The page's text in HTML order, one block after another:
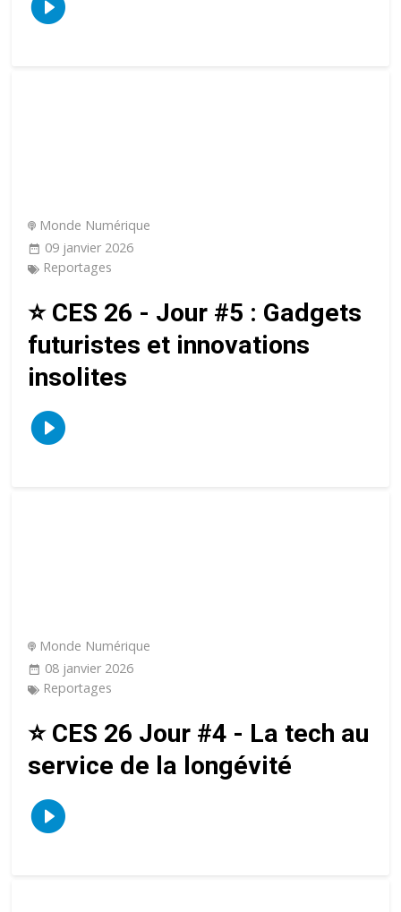
Monde Numérique
09 janvier 2026
Reportages
⭐️ CES 26 - Jour #5 : Gadgets
futuristes et innovations
insolites
Monde Numérique
08 janvier 2026
Reportages
⭐️ CES 26 Jour #4 - La tech au
service de la longévité